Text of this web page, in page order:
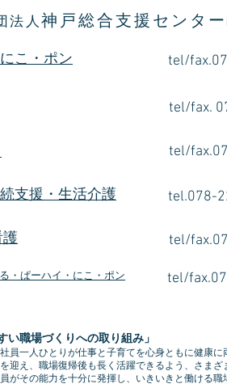
法人神戸総合支援センター
こ・ポン tel/
tel/fax.
tel/
支援・生活介護 tel.078-
護 tel/
・ぱーハイ・にこ・ポン tel/
い職場づくりへの取り組み」
員一人ひとりが仕事と子育てを心身ともに健康
迎え、職場復帰後も長く活躍できるよう、さまざ
がその能力を十分に発揮し、いきいきと働ける職